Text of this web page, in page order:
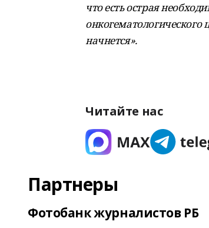
что есть острая
онкогематологического
начнется».
Читайте нас
Партнеры
Фотобанк журналистов РБ